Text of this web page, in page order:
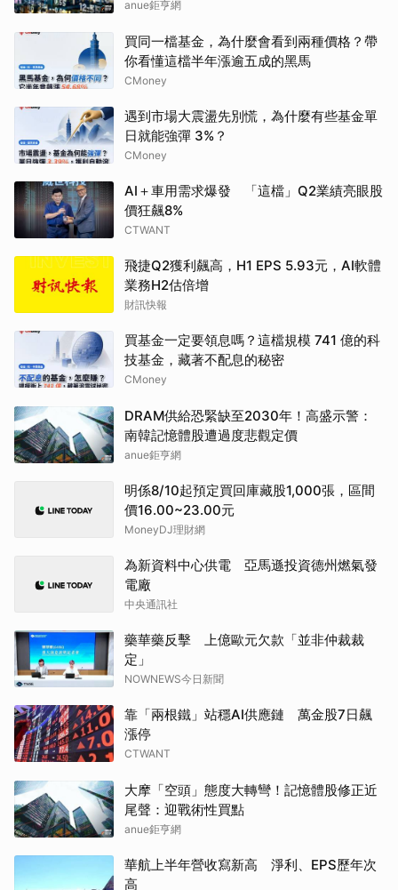
anue鉅亨網
買同一檔基金，為什麼會看到兩種價格？帶
你看懂這檔半年漲逾五成的黑馬
CMoney
遇到市場大震盪先別慌，為什麼有些基金單
日就能強彈 3%？
CMoney
AI＋車用需求爆發 「這檔」Q2業績亮眼股
價狂飆8%
CTWANT
飛捷Q2獲利飆高，H1 EPS 5.93元，AI軟體
業務H2估倍增
財訊快報
買基金一定要領息嗎？這檔規模 741 億的科
技基金，藏著不配息的秘密
CMoney
DRAM供給恐緊缺至2030年！高盛示警：
南韓記憶體股遭過度悲觀定價
anue鉅亨網
明係8/10起預定買回庫藏股1,000張，區間
價16.00~23.00元
MoneyDJ理財網
為新資料中心供電 亞馬遜投資德州燃氣發
電廠
中央通訊社
藥華藥反擊 上億歐元欠款「並非仲裁裁
定」
NOWNEWS今日新聞
靠「兩根鐵」站穩AI供應鏈 萬金股7日飆
漲停
CTWANT
大摩「空頭」態度大轉彎！記憶體股修正近
尾聲：迎戰術性買點
anue鉅亨網
華航上半年營收寫新高 淨利、EPS歷年次
高